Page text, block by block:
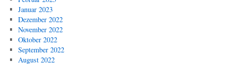
Januar 2023
Dezember 2022
November 2022
Oktober 2022
September 2022
August 2022